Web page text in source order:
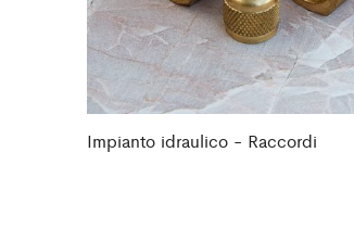
Impianto idraulico - Raccordi